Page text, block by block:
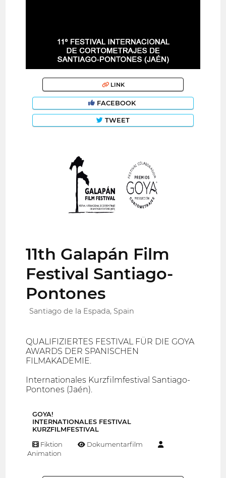
LINK
FACEBOOK
TWEET
11th Galapán Film
Festival Santiago-
Pontones
Santiago de la Espada, Spain
QUALIFIZIERTES FESTIVAL FÜR DIE GOYA
AWARDS DER SPANISCHEN
FILMAKADEMIE.
Internationales Kurzfilmfestival Santiago-
Pontones (Jaén).
GOYA!
INTERNATIONALES FESTIVAL
KURZFILMFESTIVAL
Fiktion
Dokumentarfilm
Animation